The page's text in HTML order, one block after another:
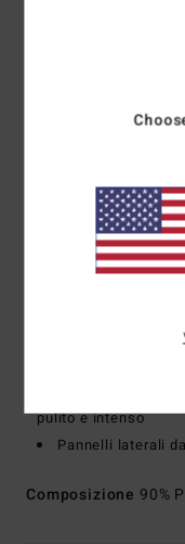
tessuto
poliestere riciclato
Rivestimento:
cuciture,
vita fissa
Chiusura:
tasche
pulito e intenso
Pannelli laterali
Composizione 90%